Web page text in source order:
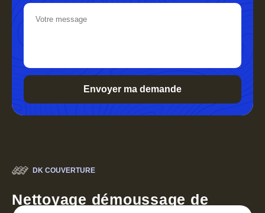
DK COUVERTURE
Nettoyage démoussage de